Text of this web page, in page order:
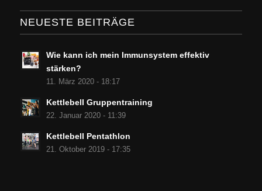
NEUESTE BEITRÄGE
Wie kann ich mein Immunsystem effektiv
stärken?
11. März 2020 - 18:17
Kettlebell Gruppentraining
22. Januar 2020 - 11:39
Kettlebell Pentathlon
21. Oktober 2019 - 17:35